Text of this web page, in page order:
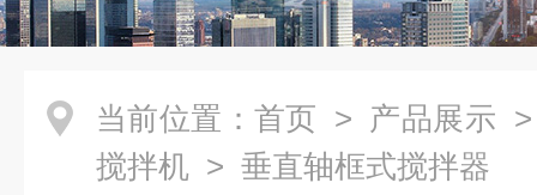
当前位置： 首页 > 产品展示
搅拌机 > 垂直轴框式搅拌器